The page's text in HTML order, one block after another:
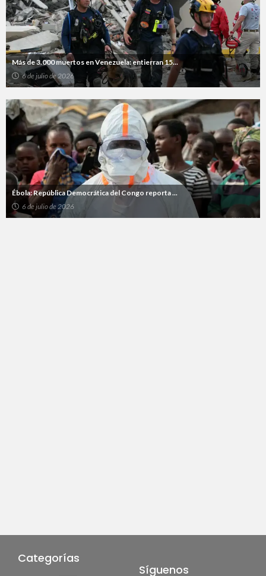
Más de 3.000 muertos en Venezuela: entierran 15...
6 de julio de 2026
Ébola: República Democrática del Congo reporta ...
6 de julio de 2026
Categorías
Síguenos